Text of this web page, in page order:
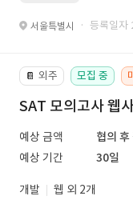
서울특별시 · 등록일자
📔 외주 모집 중
SAT 모의고사 웹
예상 금액
협의 후
예상 기간
30일
개발
웹 외 2개